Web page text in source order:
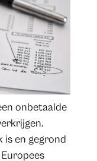
onbetaalde
is en gegrond